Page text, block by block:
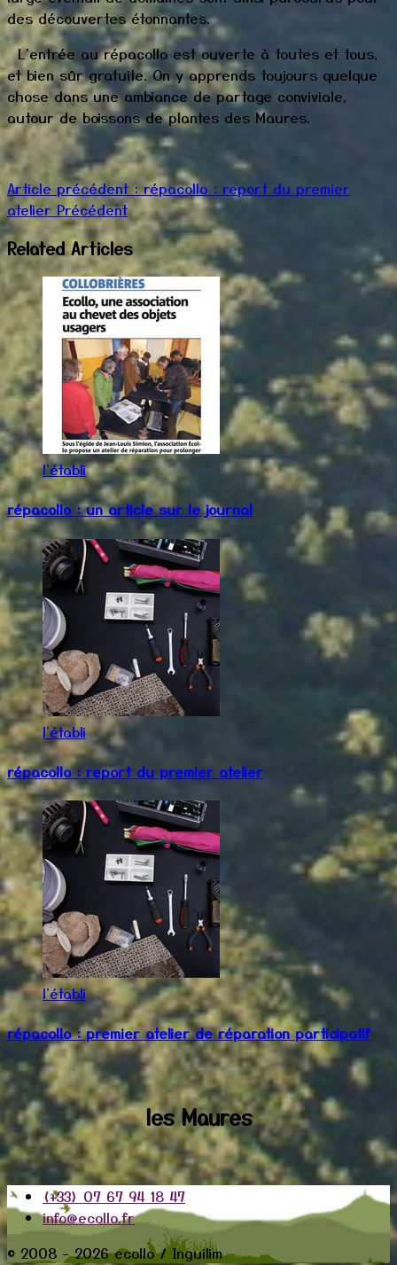
des découvertes étonnantes.
L'entrée au répacollo est ouverte à toutes et tous,
et bien sûr gratuite. On y apprends toujours quelque
chose dans une ambiance de partage conviviale,
autour de boissons de plantes des Maures.
Article précédent : répacollo : report du premier
atelier Précédent
Related Articles
l'établi
répacollo : un article sur le journal
l'établi
répacollo : report du premier atelier
l'établi
répacollo : premier atelier de réparation participatif
les Maures
(+33) 07 67 94 18 47
info@ecollo.fr
© 2008 - 2026 ecollo / Inguilim